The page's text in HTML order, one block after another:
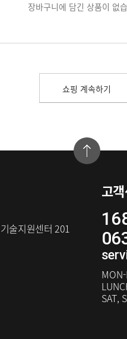
장바구니에 담긴 상품이 없
쇼핑 계속하기
고
SAT,
술지원센터 201